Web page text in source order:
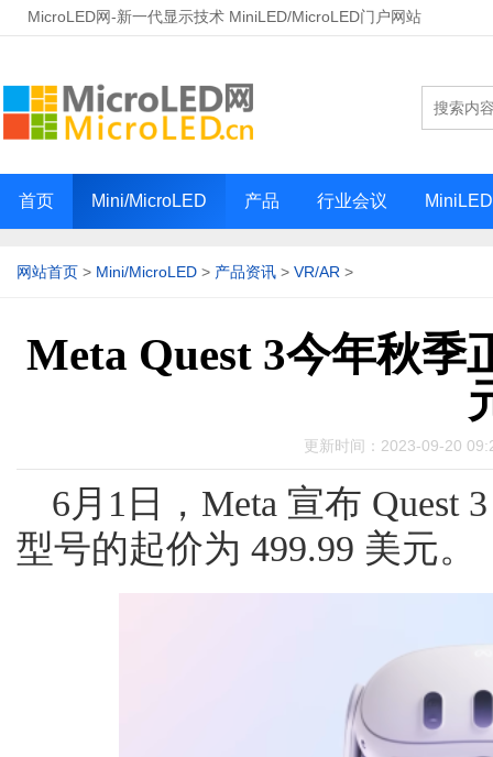
MicroLED网-新一代显示技术 MiniLED/MicroLED门户网站
首页 Mini/MicroLED 产品 行业会议
网站首页 > Mini/MicroLED > 产品资讯 > VR/AR >
Meta Quest 3今年秋季
更新时间：2023-09-20
6月1日，Meta 宣布 Quest
型号的起价为 499.99 美元。